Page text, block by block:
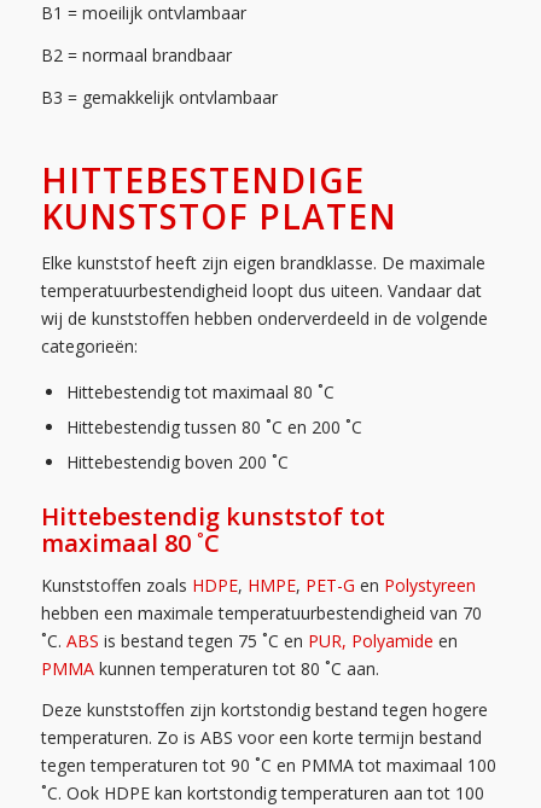
B1 = moeilijk ontvlambaar
B2 = normaal brandbaar
B3 = gemakkelijk ontvlambaar
HITTEBESTENDIGE
KUNSTSTOF PLATEN
Elke kunststof heeft zijn eigen brandklasse. De maximale
temperatuurbestendigheid loopt dus uiteen. Vandaar dat
wij de kunststoffen hebben onderverdeeld in de volgende
categorieën:
Hittebestendig tot maximaal 80 ˚C
Hittebestendig tussen 80 ˚C en 200 ˚C
Hittebestendig boven 200 ˚C
Hittebestendig kunststof tot
maximaal 80 ˚C
Kunststoffen zoals HDPE, HMPE, PET-G en Polystyreen
hebben een maximale temperatuurbestendigheid van 70
˚C. ABS is bestand tegen 75 ˚C en PUR, Polyamide en
PMMAkunnen temperaturen tot 80 ˚C aan.
Deze kunststoffen zijn kortstondig bestand tegen hogere
temperaturen. Zo is ABS voor een korte termijn bestand
tegen temperaturen tot 90 ˚C en PMMA tot maximaal 100
˚C. Ook HDPE kan kortstondig temperaturen aan tot 100